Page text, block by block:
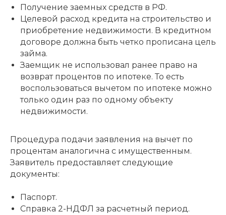
Получение заемных средств в РФ.
Целевой расход кредита на строительство и
приобретение недвижимости. В кредитном
договоре должна быть четко прописана цель
займа.
Заемщик не использовал ранее право на
возврат процентов по ипотеке. То есть
воспользоваться вычетом по ипотеке можно
только один раз по одному объекту
недвижимости.
Процедура подачи заявления на вычет по
процентам аналогична с имущественным.
Заявитель предоставляет следующие
документы:
Паспорт.
Справка 2-НДФЛ за расчетный период.